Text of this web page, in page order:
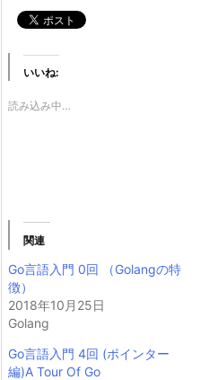
いいね:
読み込み中…
関連
Go言語入門 0回 （Golangの特
徴）
2018年10月25日
Golang
Go言語入門 4回 (ポインター
編)A Tour Of Go